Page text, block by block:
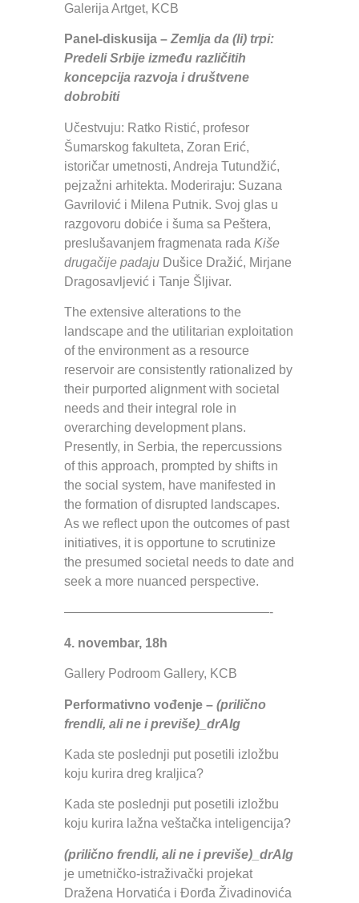
Galerija Artget, KCB
Panel-diskusija – Zemlja da (li) trpi:
Predeli Srbije između različitih
koncepcija razvoja i društvene
dobrobiti
Učestvuju: Ratko Ristić, profesor
Šumarskog fakulteta, Zoran Erić,
istoričar umetnosti, Andreja Tutundžić,
pejzažni arhitekta. Moderiraju: Suzana
Gavrilović i Milena Putnik. Svoj glas u
razgovoru dobiće i šuma sa Peštera,
preslušavanjem fragmenata rada Kiše
drugačije padaju Dušice Dražić, Mirjane
Dragosavljević i Tanje Šljivar.
The extensive alterations to the
landscape and the utilitarian exploitation
of the environment as a resource
reservoir are consistently rationalized by
their purported alignment with societal
needs and their integral role in
overarching development plans.
Presently, in Serbia, the repercussions
of this approach, prompted by shifts in
the social system, have manifested in
the formation of disrupted landscapes.
As we reflect upon the outcomes of past
initiatives, it is opportune to scrutinize
the presumed societal needs to date and
seek a more nuanced perspective.
————————————————-
4. novembar, 18h
Gallery Podroom Gallery, KCB
Performativno vođenje – (prilično
frendli, ali ne i previše)_drAIg
Kada ste poslednji put posetili izložbu
koju kurira dreg kraljica?
Kada ste poslednji put posetili izložbu
koju kurira lažna veštačka inteligencija?
(prilično frendli, ali ne i previše)_drAIg
je umetničko-istraživački projekat
Dražena Horvatića i Đorđa Živadinovića